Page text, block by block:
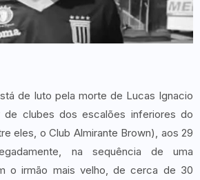
de luto pela morte de Lucas Ignacio
de clubes dos escalões inferiores do
eles, o Club Almirante Brown), aos 29
na sequência de uma
o irmão mais velho, de cerca de 30